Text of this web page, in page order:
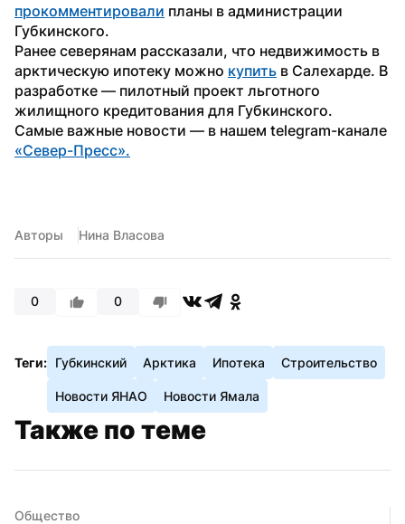
прокомментировали планы в администрации
Губкинского.
Ранее северянам рассказали, что недвижимость в
арктическую ипотеку можно купить в Салехарде. В
разработке — пилотный проект льготного
жилищного кредитования для Губкинского.
«Север-Пресс».
Авторы Нина Власова
0 0
Теги: Губкинский Арктика Ипотека Строительство
Новости ЯНАО Новости Ямала
Также по теме
Общество